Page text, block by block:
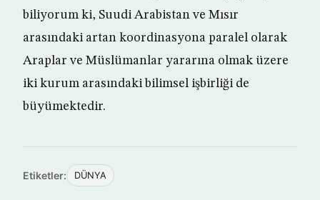
biliyorum ki, Suudi Arabistan ve Mısır
arasındaki artan koordinasyona paralel olarak
Araplar ve Müslümanlar yararına olmak üzere
iki kurum arasındaki bilimsel işbirliği de
büyümektedir.
Etiketler: DÜNYA